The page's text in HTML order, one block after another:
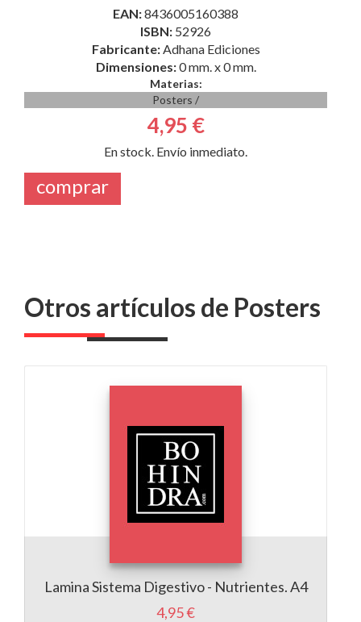
EAN:8436005160388
ISBN: 52926
Fabricante: Adhana Ediciones
Dimensiones:0 mm. x 0 mm.
Materias:
Posters /
4,95 €
En stock. Envío inmediato.
comprar
Otros artículos de Posters
Lamina Sistema Digestivo - Nutrientes. A4
4,95 €